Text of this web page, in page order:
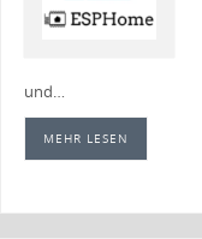
und…
MEHR LESEN